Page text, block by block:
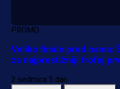
PROMO
Veliko finale pred nama:
za najprestižniji trofej
2 sedmica 5 dan